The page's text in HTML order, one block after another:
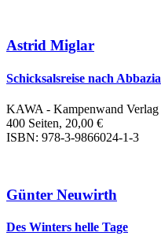
Astrid Miglar
Schicksalsreise nach Abbazia
KAWA - Kampenwand Verlag
400 Seiten, 20,00 €
ISBN: 978-3-9866024-1-3
Günter Neuwirth
Des Winters helle Tage